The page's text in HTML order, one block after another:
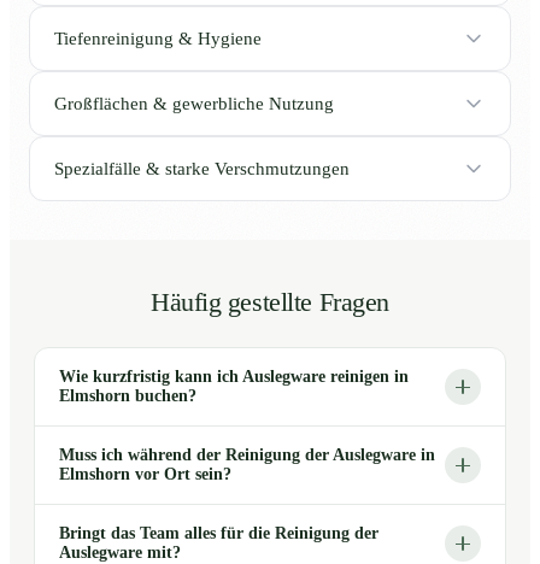
Tiefenreinigung & Hygiene
Großflächen & gewerbliche Nutzung
Spezialfälle & starke Verschmutzungen
Häufig gestellte Fragen
Wie kurzfristig kann ich Auslegware reinigen in
Elmshorn buchen?
Muss ich während der Reinigung der Auslegware in
Elmshorn vor Ort sein?
Bringt das Team alles für die Reinigung der
Auslegware mit?